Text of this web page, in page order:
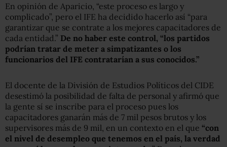
En opinión de Aparicio, “este proceso es largo y
complicado”, pero el IFE ha decidido hacerlo así “para
garantizar que se contrate a los mejores capacitadores de
cada entidad.” De no haber este control, “los partidos
podrían tratar de meter a simpatizantes o los
funcionarios del IFE contratarían a sus conocidos.”
El docente de la División de Estudios Políticos del CIDE
desestimó la posibilidad de falta de personal y afirmó que
la gente sí se inscribe para el proceso pues los
capacitadores ganarán más de 7 mil pesos brutos y los
supervisores más de 9 mil, en un contexto en el que “con
el nivel de desempleo que tenemos en el país, la verdad